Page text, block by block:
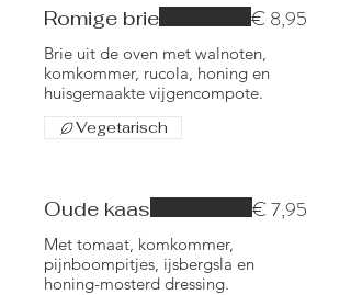
Romige brie
Brie uit de oven met walnoten,
komkommer, rucola, honing en
huisgemaakte vijgencompote.
€ 8,95
Vegetarisch
Oude kaas
Met tomaat, komkommer,
pijnboompitjes, ijsbergsla en
honing-mosterd dressing.
€ 7,95